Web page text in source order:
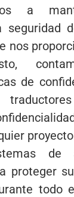
a
seguridad
nos
de
de
proteger
todo